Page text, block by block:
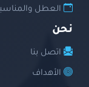
العطل
نحن
اتصل بنا
الأهداف